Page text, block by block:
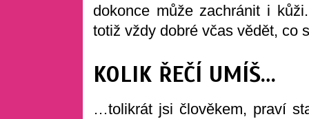
dokonce může zachránit i
totiž vždy dobré včas vědět, co
KOLIK ŘEČÍ UMÍŠ…
…tolikrát jsi člověkem, praví